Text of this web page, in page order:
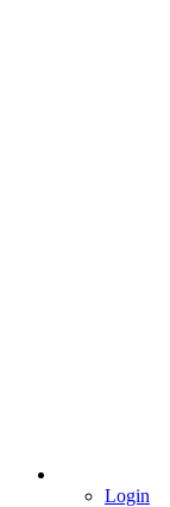
Login